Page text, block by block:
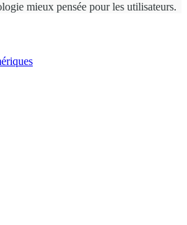
mieux pensée pour les utilisateurs.